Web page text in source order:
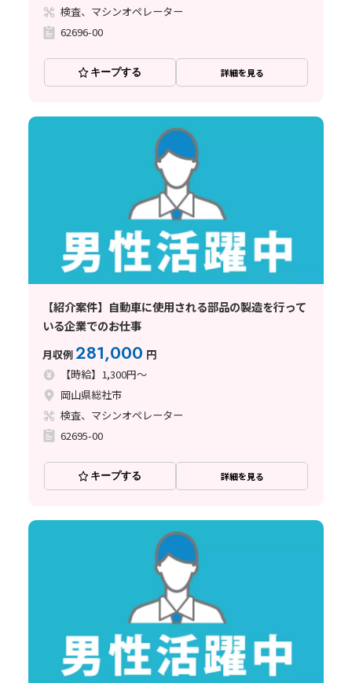
検査、マシンオペレーター
62696-00
キープする 詳細を見る
【紹介案件】自動車に使用される部品の製造を行って
いる企業でのお仕事
月収例281,000 円
【時給】1,300円～
岡山県総社市
検査、マシンオペレーター
62695-00
キープする 詳細を見る